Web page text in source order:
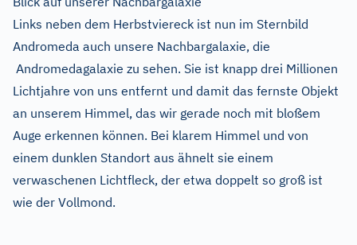
Links neben dem Herbstviereck ist nun im Sternbild
Andromeda auch unsere Nachbargalaxie, die
Andromedagalaxie zu sehen. Sie ist knapp drei Millionen
Lichtjahre von uns entfernt und damit das fernste Objekt
an unserem Himmel, das wir gerade noch mit bloßem
Auge erkennen können. Bei klarem Himmel und von
einem dunklen Standort aus ähnelt sie einem
verwaschenen Lichtfleck, der etwa doppelt so groß ist
wie der Vollmond.